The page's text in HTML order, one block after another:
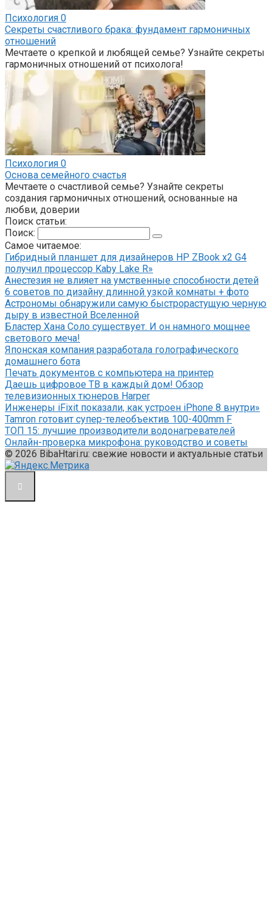
Психология 0
Секреты счастливого брака: фундамент гармоничных
отношений
Мечтаете о крепкой и любящей семье? Узнайте секреты
гармоничных отношений от психолога!
Психология 0
Основа семейного счастья
Мечтаете о счастливой семье? Узнайте секреты
создания гармоничных отношений, основанные на
любви, доверии
Поиск статьи:
Поиск:
Самое читаемое:
Гибридный планшет для дизайнеров HP ZBook x2 G4
получил процессор Kaby Lake R»
Анестезия не влияет на умственные способности детей
6 советов по дизайну длинной узкой комнаты + фото
Астрономы обнаружили самую быстрорастущую черную
дыру в известной Вселенной
Бластер Хана Соло существует. И он намного мощнее
светового меча!
Японская компания разработала голографического
домашнего бота
Печать документов с компьютера на принтер
Даешь цифровое ТВ в каждый дом! Обзор
телевизионных тюнеров Harper
Инженеры iFixit показали, как устроен iPhone 8 внутри»
Tamron готовит супер-телеобъектив 100-400mm F
ТОП 15: лучшие производители водонагревателей
Онлайн-проверка микрофона: руководство и советы
© 2026 BibaHtari.ru: свежие новости и актуальные статьи